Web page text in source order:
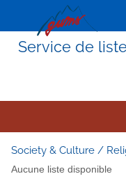
Service de
Society & Culture /
Aucune liste disponible